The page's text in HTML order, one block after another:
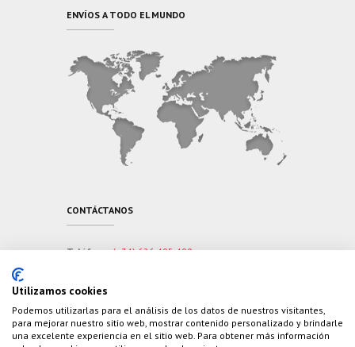
ENVÍOS A TODO EL MUNDO
CONTÁCTANOS
Teléfono: (+34) 626 495 499
Utilizamos cookies
Podemos utilizarlas para el análisis de los datos de nuestros visitantes,
para mejorar nuestro sitio web, mostrar contenido personalizado y brindarle
una excelente experiencia en el sitio web. Para obtener más información